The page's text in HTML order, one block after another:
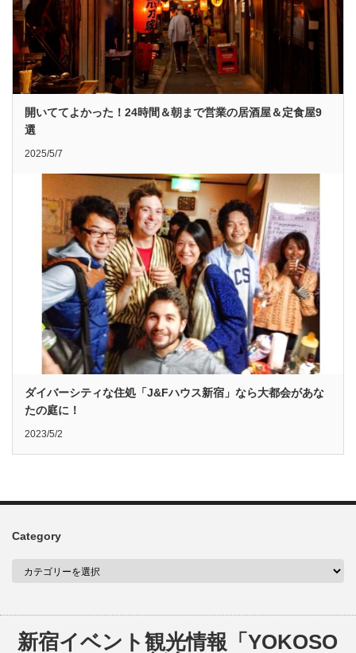
開いててよかった！24時間＆朝まで営業の居酒屋＆定食屋9
選
2025/5/7
ダイバーシティな住処「J&Fハウス新宿」なら大都会があな
たの庭に！
2023/5/2
Category
新宿イベント観光情報「YOKOSO